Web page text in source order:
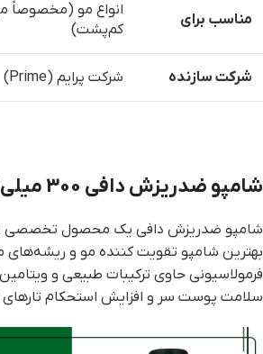
مناسب برای
انواع مو (مخصوصاً
کم‌پشت)
شرکت سازنده شرکت پرایم (Prime)
شامپو ضدریزش دافی 300 میلی‌لیتر
شامپو ضدریزش دافی یک محصول تخصصی
بهترین شامپو تقویت کننده مو و ریشه‌های
فرمولاسیونی حاوی ترکیبات طبیعی و
سلامت پوست سر و افزایش استحکام